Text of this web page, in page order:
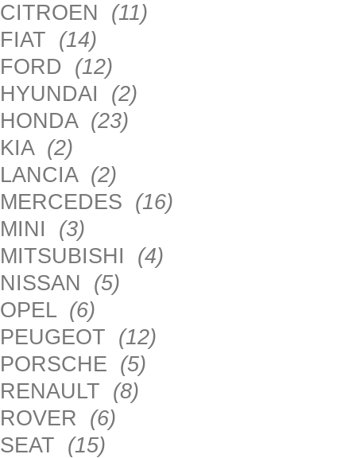
CITROEN (11)
FIAT (14)
FORD (12)
HYUNDAI (2)
HONDA (23)
KIA (2)
LANCIA (2)
MERCEDES (16)
MINI (3)
MITSUBISHI (4)
NISSAN (5)
OPEL (6)
PEUGEOT (12)
PORSCHE (5)
RENAULT (8)
ROVER (6)
SEAT (15)